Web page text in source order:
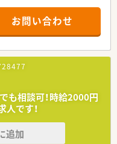
が可能になります☆
場所に位置しており、複数
ント企業が運営する調剤薬
ニックより整形外科や内科、
ほど応需しています。
根差した居宅や施設への在
方内容に深く触れられる環境
お問い合わせ
も相談可！時給2000円
です！
追加